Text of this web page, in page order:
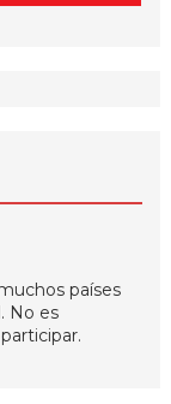
países
No es